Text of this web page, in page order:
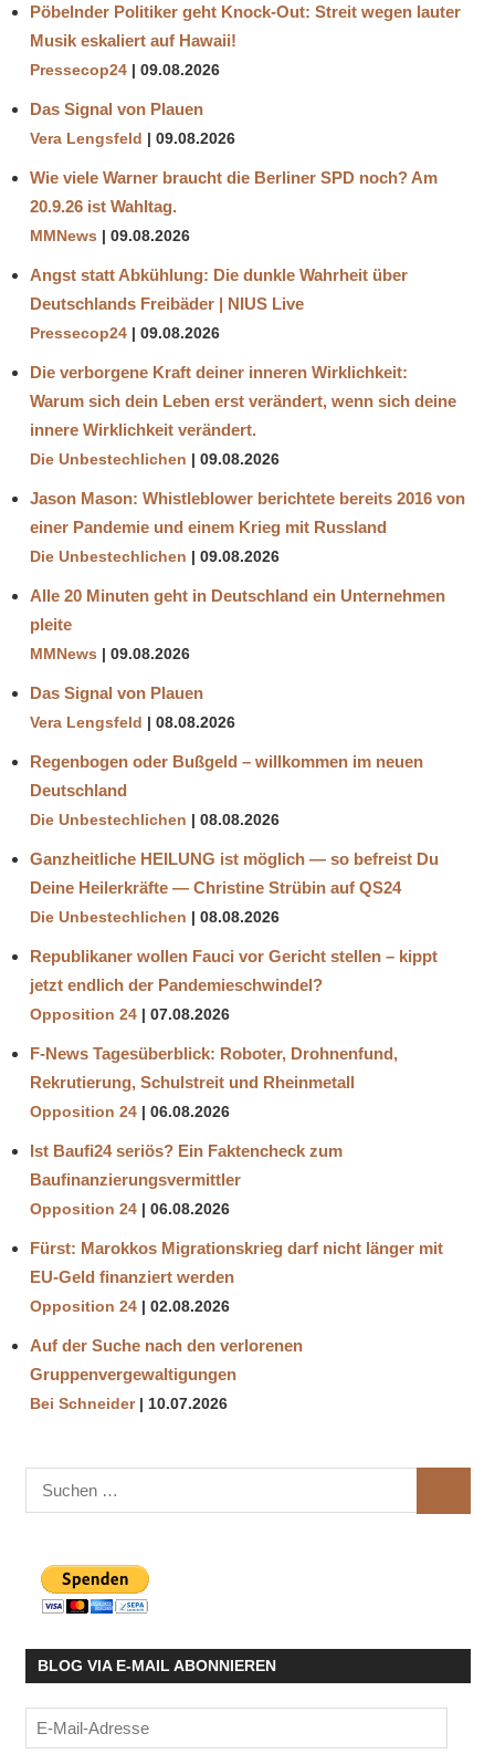
Pöbelnder Politiker geht Knock-Out: Streit wegen lauter
Musik eskaliert auf Hawaii!
Pressecop24 09.08.2026
Das Signal von Plauen
Vera Lengsfeld 09.08.2026
Wie viele Warner braucht die Berliner SPD noch? Am
20.9.26 ist Wahltag.
MMNews 09.08.2026
Angst statt Abkühlung: Die dunkle Wahrheit über
Deutschlands Freibäder | NIUS Live
Pressecop24 09.08.2026
Die verborgene Kraft deiner inneren Wirklichkeit:
Warum sich dein Leben erst verändert, wenn sich deine
innere Wirklichkeit verändert.
Die Unbestechlichen 09.08.2026
Jason Mason: Whistleblower berichtete bereits 2016 von
einer Pandemie und einem Krieg mit Russland
Die Unbestechlichen 09.08.2026
Alle 20 Minuten geht in Deutschland ein Unternehmen
pleite
MMNews 09.08.2026
Das Signal von Plauen
Vera Lengsfeld 08.08.2026
Regenbogen oder Bußgeld – willkommen im neuen
Deutschland
Die Unbestechlichen 08.08.2026
Ganzheitliche HEILUNG ist möglich — so befreist Du
Deine Heilerkräfte — Christine Strübin auf QS24
Die Unbestechlichen 08.08.2026
Republikaner wollen Fauci vor Gericht stellen – kippt
jetzt endlich der Pandemieschwindel?
Opposition 24 07.08.2026
F-News Tagesüberblick: Roboter, Drohnenfund,
Rekrutierung, Schulstreit und Rheinmetall
Opposition 24 06.08.2026
Ist Baufi24 seriös? Ein Faktencheck zum
Baufinanzierungsvermittler
Opposition 24 06.08.2026
Fürst: Marokkos Migrationskrieg darf nicht länger mit
EU-Geld finanziert werden
Opposition 24 02.08.2026
Auf der Suche nach den verlorenen
Gruppenvergewaltigungen
Bei Schneider 10.07.2026
Suchen
nach:
BLOG VIA E-MAIL ABONNIEREN
E-
Mail-